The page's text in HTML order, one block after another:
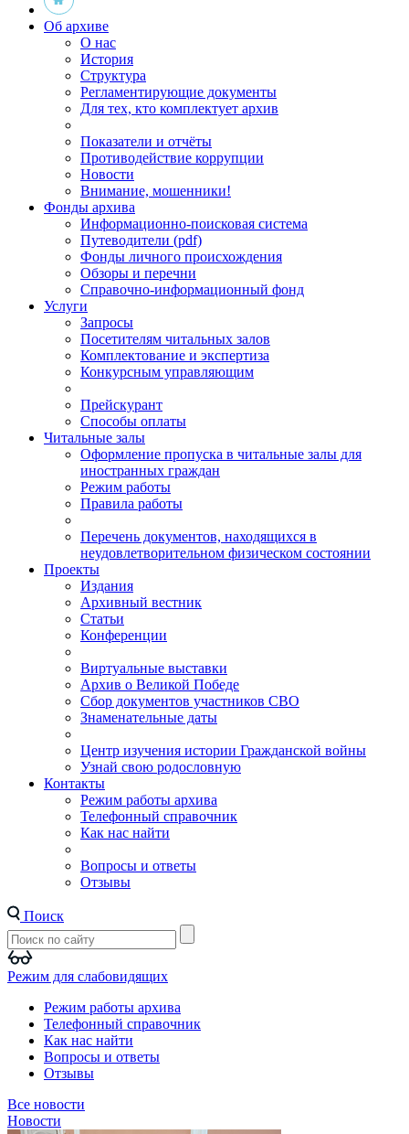
Об архиве
О нас
История
Структура
Регламентирующие документы
Для тех, кто комплектует архив
Показатели и отчёты
Противодействие коррупции
Новости
Внимание, мошенники!
Фонды архива
Информационно-поисковая система
Путеводители (pdf)
Фонды личного происхождения
Обзоры и перечни
Справочно-информационный фонд
Услуги
Запросы
Посетителям читальных залов
Комплектование и экспертиза
Конкурсным управляющим
Прейскурант
Способы оплаты
Читальные залы
Оформление пропуска в читальные залы для
иностранных граждан
Режим работы
Правила работы
Перечень документов, находящихся в
неудовлетворительном физическом состоянии
Проекты
Издания
Архивный вестник
Статьи
Конференции
Виртуальные выставки
Архив о Великой Победе
Сбор документов участников СВО
Знаменательные даты
Центр изучения истории Гражданской войны
Узнай свою родословную
Контакты
Режим работы архива
Телефонный справочник
Как нас найти
Вопросы и ответы
Отзывы
Поиск
Режим для слабовидящих
Режим работы архива
Телефонный справочник
Как нас найти
Вопросы и ответы
Отзывы
Все новости
Новости